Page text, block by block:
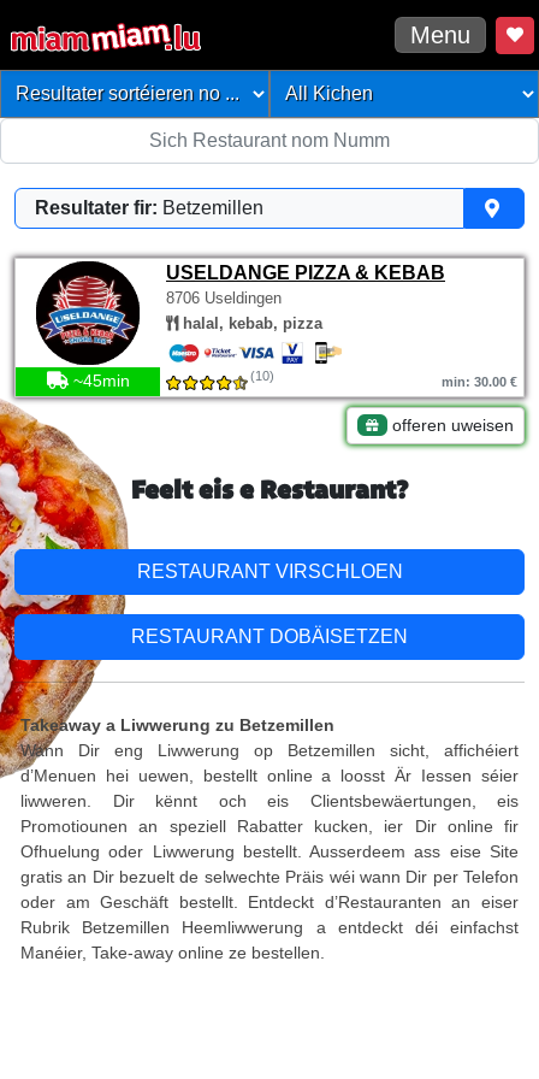
Menu
Resultater fir: Betzemillen
USELDANGE PIZZA & KEBAB
8706 Useldingen
halal, kebab, pizza
~45min (10) min: 30.00 €
offeren uweisen
Feelt eis e Restaurant?
RESTAURANT VIRSCHLOEN
RESTAURANT DOBÄISETZEN
Takeaway a Liwwerung zu Betzemillen
Wann Dir eng Liwwerung op Betzemillen sicht, affichéiert
d’Menuen hei uewen, bestellt online a loosst Är Iessen séier
liwweren. Dir kënnt och eis Clientsbewäertungen, eis
Promotiounen an speziell Rabatter kucken, ier Dir online fir
Ofhuelung oder Liwwerung bestellt. Ausserdeem ass eise Site
gratis an Dir bezuelt de selwechte Präis wéi wann Dir per Telefon
oder am Geschäft bestellt. Entdeckt d’Restauranten an eiser
Rubrik Betzemillen Heemliwwerung a entdeckt déi einfachst
Manéier, Take-away online ze bestellen.